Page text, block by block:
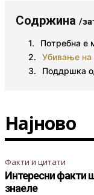
Содржина/
Потребна е
Убивање на
Поддршка
Најново
Факти и цитати
Интересни факти
знаеле